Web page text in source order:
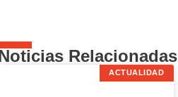
Relacionadas
ACTUALIDAD